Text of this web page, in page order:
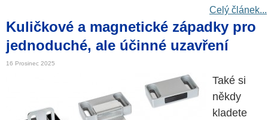
Celý článek...
Kuličkové a magnetické západky pro
jednoduché, ale účinné uzavření
16 Prosinec 2025
Také si
někdy
kladete